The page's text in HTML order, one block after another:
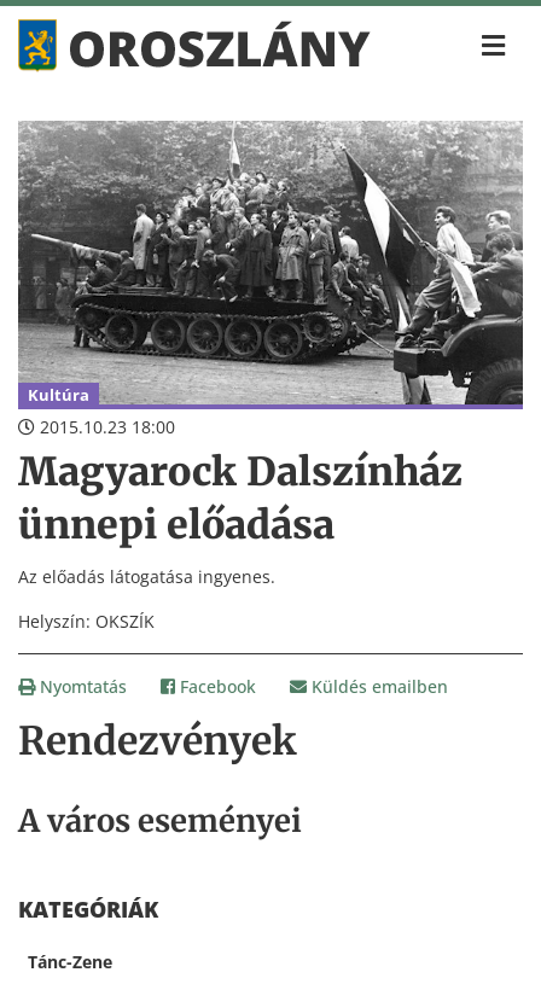
Rendezvények
A város eseményei
KATEGÓRIÁK
Tánc-Zene
Kultúra
2015.10.23 18:00
Magyarock Dalszínház
ünnepi előadása
Az előadás látogatása ingyenes.
Helyszín: OKSZÍK
Nyomtatás Facebook Küldés emailben